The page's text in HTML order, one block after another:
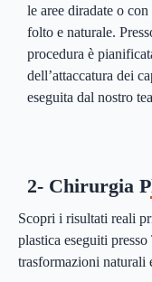
le aree diradate o
folto e naturale.
procedura è
dell’attaccatura dei
eseguita dal nostro
2- Chirurgia
Scopri i risultati reali
plastica eseguiti
trasformazioni naturali